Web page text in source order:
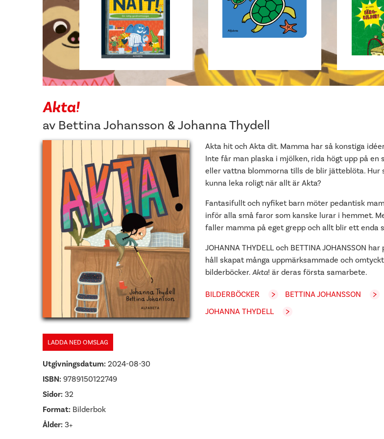
Akta!
av Bettina Johansson &Johanna Thydell
LADDA NED OMSLAG
Utgivningsdatum: 2024-08-30
ISBN: 9789150122749
Sidor: 32
Format: Bilderbok
Ålder: 3+
Akta hit och Akta dit. Mamma har så konstiga
Inte får man plaska i mjölken, rida högt upp på en
eller vattna blommorna tills de blir jätteblöta. Hur
kunna leka roligt när allt är Akta?
Fantasifullt och nyfiket barn möter pedantisk
inför alla små faror som kanske lurar i hemmet.
faller mamma på eget grepp och allt blir ett enda
JOHANNA THYDELL och BETTINA JOHANSSON
håll skapat många uppmärksammade och
bilderböcker. Akta! är deras första samarbete.
BILDERBÖCKER
BETTINA JOHANSSON
JOHANNA THYDELL